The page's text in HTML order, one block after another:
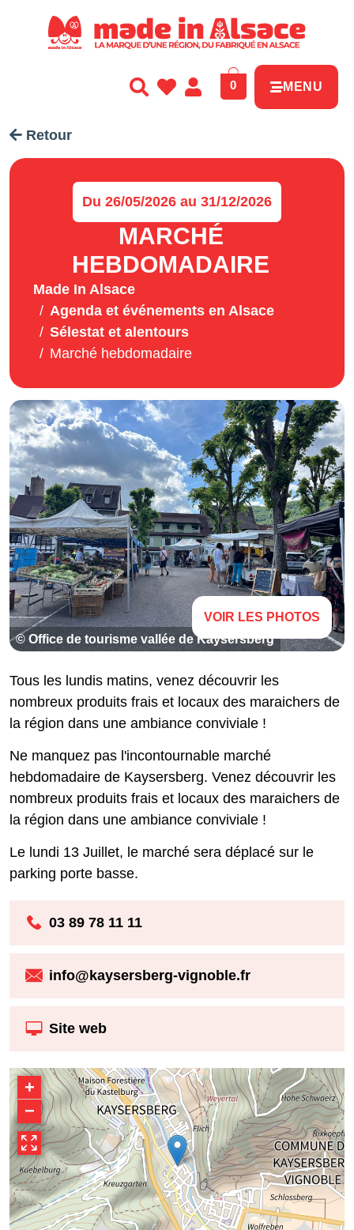
0 MENU
Retour
Du 26/05/2026 au 31/12/2026
MARCHÉ
HEBDOMADAIRE
Made In Alsace
Agenda et événements en Alsace
Sélestat et alentours
Marché hebdomadaire
© Office de tourisme vallée de Kaysersberg
VOIR LES PHOTOS
Tous les lundis matins, venez découvrir les
nombreux produits frais et locaux des maraichers de
la région dans une ambiance conviviale !
Ne manquez pas l'incontournable marché
hebdomadaire de Kaysersberg. Venez découvrir les
nombreux produits frais et locaux des maraichers de
la région dans une ambiance conviviale !
Le lundi 13 Juillet, le marché sera déplacé sur le
parking porte basse.
03 89 78 11 11
info@kaysersberg-vignoble.fr
Site web
+
−